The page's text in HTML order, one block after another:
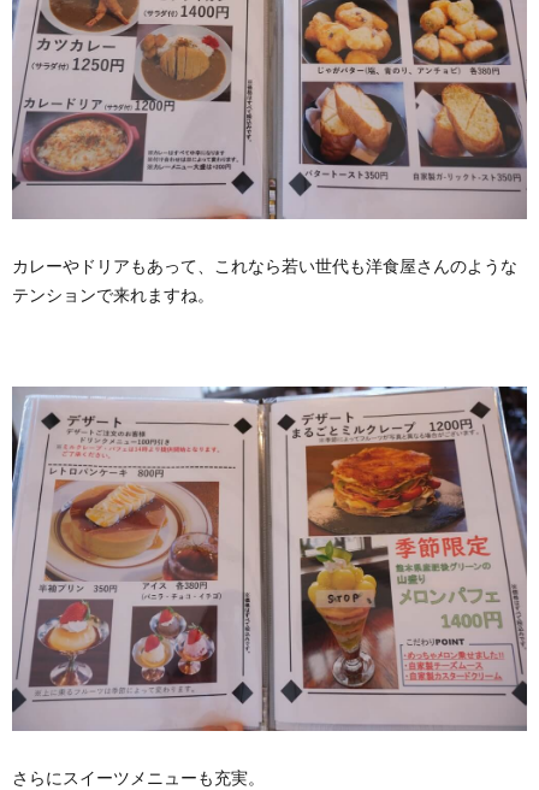
カレーやドリアもあって、これなら若い世代も洋食屋さんのような
テンションで来れますね。
さらにスイーツメニューも充実。